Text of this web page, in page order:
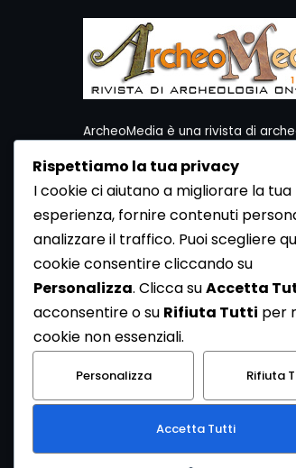
ArcheoMedia è una rivista di
Per contattare la Redazione
seguenti recapiti:
Redazione ArcheoMedia c/o
Via Gioberti 80/D - 10128 Torino
Tel 011.5806363 - Fax 011.5808561
http://www.mediares.to.it
http://www.didatticatorino.it
Rispettiamo la tua privacy
I cookie ci aiutano a migliorare la tua
esperienza, fornire contenuti
analizzare il traffico. Puoi scegliere
cookie consentire cliccando su
Personalizza. Clicca suAccetta
acconsentire o su Rifiuta Tutti per
cookie non essenziali.
Personalizza Rifiuta
Accetta Tutti